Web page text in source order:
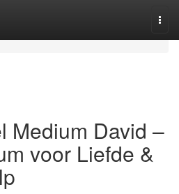
Medium David –
voor Liefde &